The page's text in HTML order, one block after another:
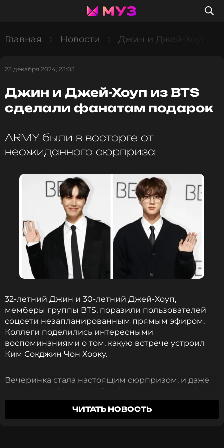
Главная Новости Джин и Джей-Хоуп из
23 декабря 2024, 23:03
Джин и Джей-Хоуп из BTS
сделали фанатам подарок
ARMY были в восторге от
неожиданного сюрприза
32-летний Джин и 30-летний Джей-Хоуп,
мемберы группы BTS, поразили пользователей
соцсети незапланированным прямым эфиром.
Коллеги поделились интересными
воспоминаниями о том, какую встрече устроил
Ким Сокджин Чон Хооку.
Вечеринка стала настоящим сюрпризом, и даже
шокировала Чонгука. «Это был единственный
случай, когда ты что-то планировал?» — спросил
он Джина. Тот признался, что для организации
ЧИТАТЬ НОВОСТЬ